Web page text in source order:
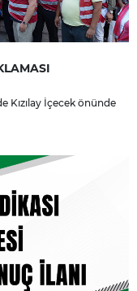
Kızılay İçecek önünde